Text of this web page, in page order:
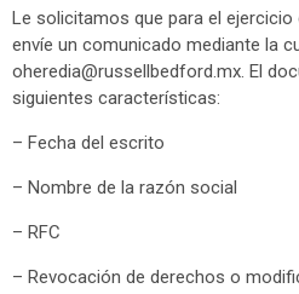
Le solicitamos que para el
envíe un comunicado mediante la
oheredia@russellbedford.mx. El
siguientes características:
– Fecha del escrito
– Nombre de la razón social
– RFC
– Revocación de derechos o